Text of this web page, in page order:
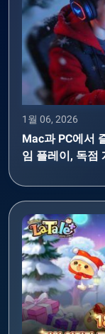
1월 06, 2026
Mac과 PC에서
임 플레이, 독점